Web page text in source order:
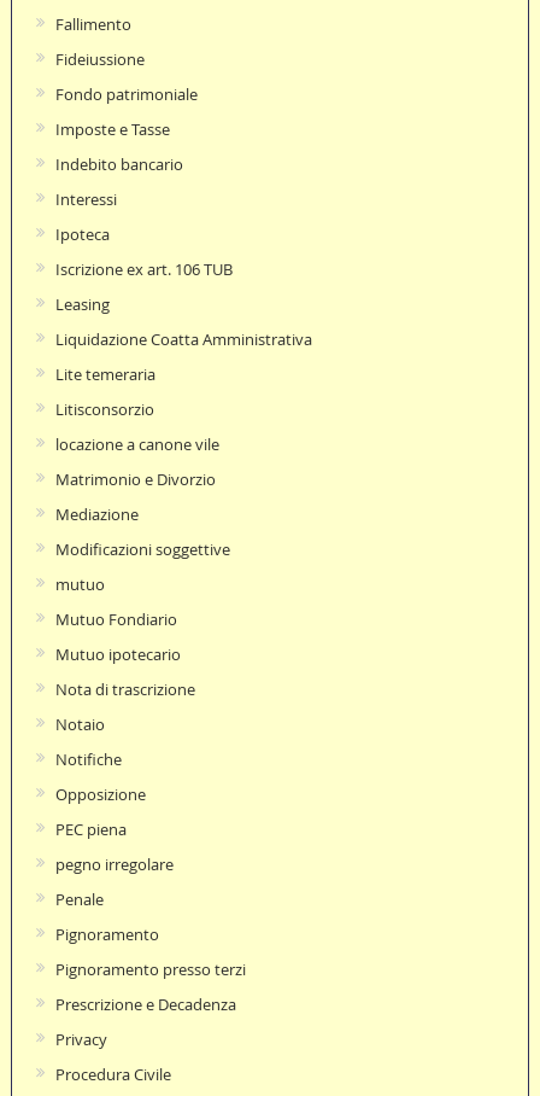
Fallimento
Fideiussione
Fondo patrimoniale
Imposte e Tasse
Indebito bancario
Interessi
Ipoteca
Iscrizione ex art. 106 TUB
Leasing
Liquidazione Coatta Amministrativa
Lite temeraria
Litisconsorzio
locazione a canone vile
Matrimonio e Divorzio
Mediazione
Modificazioni soggettive
mutuo
Mutuo Fondiario
Mutuo ipotecario
Nota di trascrizione
Notaio
Notifiche
Opposizione
PEC piena
pegno irregolare
Penale
Pignoramento
Pignoramento presso terzi
Prescrizione e Decadenza
Privacy
Procedura Civile